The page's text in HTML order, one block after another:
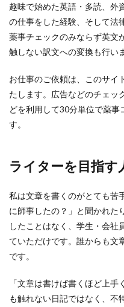
趣味で始めた英語・多読、外
の仕事をした経験、そして法
薬事チェックのみならず英文
触しない訳文への変換も行い
お仕事のご依頼は、このサイ
たします。広告などのチェッ
どを利用して30分単位で薬事
す。
ライターを目指す
私は文章を書くのがとても苦
に師事したの？」と聞かれた
したことはなく、学生・会社
ていただけです。誰からも文
です。
「文章は書けば書くほど上
も触れない日記ではなく、不